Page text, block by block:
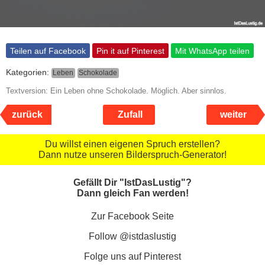
Teilen auf Facebook Pin it auf Pinterest Mit WhatsApp teilen
Kategorien: Leben Schokolade
Textversion: Ein Leben ohne Schokolade. Möglich. Aber sinnlos.
zurück Zufall weiter
Du willst einen eigenen Spruch erstellen?
Dann nutze unseren Bilderspruch-Generator!
Gefällt Dir "IstDasLustig"?
Dann gleich Fan werden!
Zur Facebook Seite
Follow @istdaslustig
Folge uns auf Pinterest